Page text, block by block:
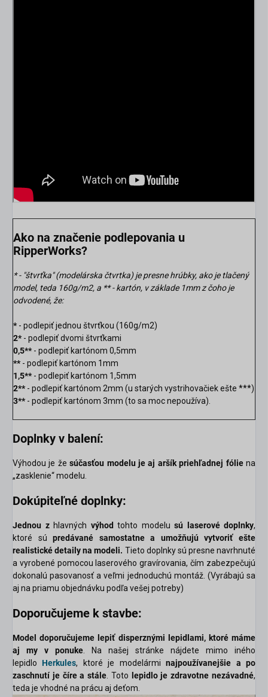
Ako na značenie podlepovania u
RipperWorks?
* - "štvrťka" (modelárska čtvrtka) je presne hrúbky, ako je tlačený
model, teda 160g/m2, a ** - kartón, v základe 1mm zčoho je
odvodené, že:
* - podlepiť jednou štvrťkou (160g/m2)
2* - podlepiť dvomi štvrťkami
0,5** - podlepiť kartónom 0,5mm
** - podlepiť kartónom 1mm
1,5** - podlepiť kartónom 1,5mm
2** - podlepiť kartónom 2mm (u starých vystrihovačiek ešte ***)
3** - podlepiť kartónom 3mm (to sa moc nepoužíva).
Doplnky v balení:
Výhodou je že súčasťou modelu je aj aršík priehľadnej fóliena
„zasklenie“ modelu.
Dokúpiteľné doplnky:
Jednou zhlavných výhod tohto modelu sú laserové doplnky,
ktoré súpredávané samostatne a umožňujú vytvoriť ešte
realistické detaily na modeli. Tieto doplnky sú presne navrhnuté
a vyrobené pomocou laserového gravírovania, čím zabezpečujú
dokonalú pasovanosť a veľmi jednoduchú montáž. (Vyrábajú sa
aj na priamu objednávku podľa vešej potreby)
Doporučujeme k stavbe:
Model doporučujeme lepiť disperznými lepidlami, ktoré máme
aj my v ponuke . Na našej stránke nájdete mimo iného
lepidlo Herkules, ktoré je modelárminajpoužívanejšie a po
zaschnutí je číre a stále Toto lepidlo je zdravotne nezávadné,
teda je vhodné na prácu aj deťom.